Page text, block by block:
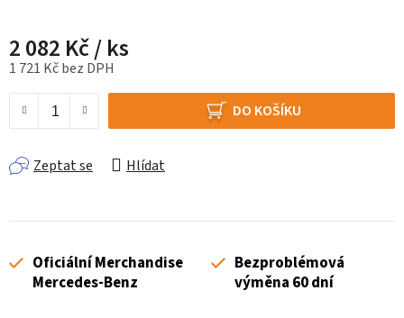
2 082 Kč/ ks
1 721 Kč bez DPH
DO KOŠÍKU
Zeptat se Hlídat
Oficiální Merchandise
Mercedes-Benz
Bezproblémová
výměna 60 dní